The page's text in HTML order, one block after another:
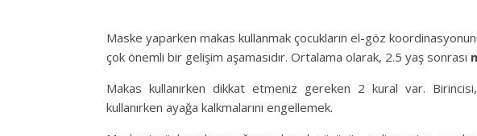
Maske yaparken makas kullanmak çocukların el-göz
çok önemli bir gelişim aşamasıdır. Ortalama olarak, 2.5 yaş sonrası
Makas kullanırken dikkat etmeniz gereken 2 kural var. Birincisi,
kullanırken ayağa kalkmalarını engellemek.